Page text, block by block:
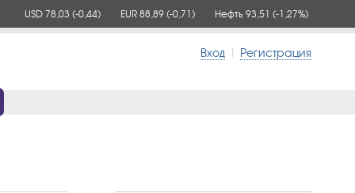
USD 78,03 (-0,44) EUR 88,89 (-0,71) Нефть 93,51 (-1,27%)
Вход | Регистрация